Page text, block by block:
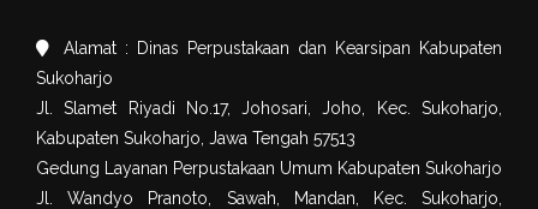
Alamat : Dinas Perpustakaan dan Kearsipan Kabupaten
Sukoharjo
Jl. Slamet Riyadi No.17, Johosari, Joho, Kec. Sukoharjo,
Kabupaten Sukoharjo, Jawa Tengah 57513
Gedung Layanan Perpustakaan Umum Kabupaten Sukoharjo
Jl. Wandyo Pranoto, Sawah, Mandan, Kec. Sukoharjo,